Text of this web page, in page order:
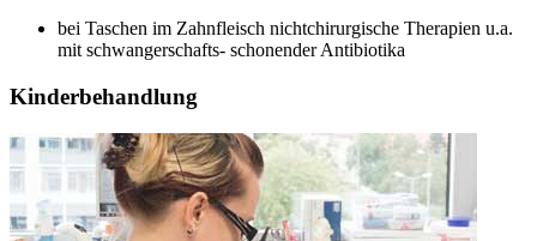
bei Taschen im Zahnfleisch nichtchirurgische Therapien u.a.
mit schwangerschafts- schonender Antibiotika
Kinderbehandlung